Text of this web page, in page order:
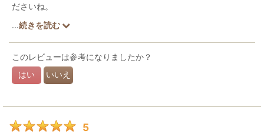
ださいね。
ちょっとワクワクしたい時は、魔法のオムツをどうぞ(^^)v
...続きを読む
このレビューは参考になりましたか？
はい いいえ
5